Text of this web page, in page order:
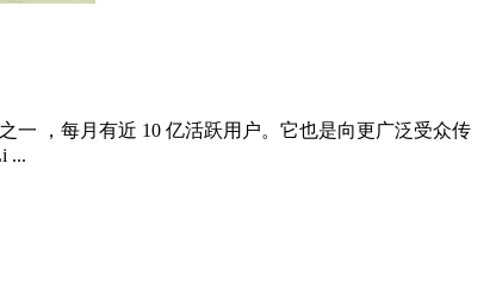
一 ，每月有近 10 亿活跃用户。它也是向更广泛受众传
...